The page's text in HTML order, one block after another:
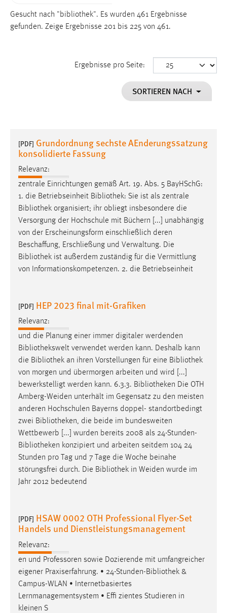
Gesucht nach "bibliothek". Es wurden 461 Ergebnisse
gefunden. Zeige Ergebnisse 201 bis 225 von 461.
Ergebnisse pro Seite:
SORTIEREN NACH
[PDF] Grundordnung sechste AEnderungssatzung
konsolidierte Fassung
Relevanz:
zentrale Einrichtungen gemäß Art. 19. Abs. 5 BayHSchG:
1. die Betriebseinheit Bibliothek: Sie ist als zentrale
Bibliothek organisiert; ihr obliegt insbesondere die
Versorgung der Hochschule mit Büchern [...] unabhängig
von der Erscheinungsform einschließlich deren
Beschaffung, Erschließung und Verwaltung. Die
Bibliothek ist außerdem zuständig für die Vermittlung
von Informationskompetenzen. 2. die Betriebseinheit
[PDF] HEP 2023 final mit-Grafiken
Relevanz:
und die Planung einer immer digitaler werdenden
Bibliothekswelt verwendet werden kann. Deshalb kann
die Bibliothek an ihren Vorstellungen für eine Bibliothek
von morgen und übermorgen arbeiten und wird [...]
bewerkstelligt werden kann. 6.3.3. Bibliotheken Die OTH
Amberg-Weiden unterhält im Gegensatz zu den meisten
anderen Hochschulen Bayerns doppel- standortbedingt
zwei Bibliotheken, die beide im bundesweiten
Wettbewerb [...] wurden bereits 2008 als 24-Stunden-
Bibliotheken konzipiert und arbeiten seitdem 104 24
Stunden pro Tag und 7 Tage die Woche beinahe
störungsfrei durch. Die Bibliothek in Weiden wurde im
Jahr 2012 bedeutend
[PDF] HSAW 0002 OTH Professional Flyer-Set
Handels und Dienstleistungsmanagement
Relevanz:
en und Professoren sowie Dozierende mit umfangreicher
eigener Praxiserfahrung. • 24-Stunden-Bibliothek &
Campus-WLAN • Internetbasiertes
Lernmanagementsystem • Effi zientes Studieren in
kleinen S
Einverständnis
cookie_consent
Dieser Cookie speichert die ausgewählten Einverständnis-
Name:
staticfilecache
Zweck:
Für performante Seitenauslieferung wird in diesem Cookie
gespeichert, ob man eingeloggt ist.
Sprachpräferenz
Das Cookie speichert die gewählte Sprache der Website.
Cookie Laufzeit:
Chat
Name:
MibewSessionID, MIBEW_UserID, mibew_locale, mibew-
chat-frame-style-5e9dbeb1811c0446
Zweck:
Wird benötigt um die Chatfunktion nutzen zu können.
Cookie Laufzeit:
MibewSessionID, mibew-chat-frame-style-
Login
Name:
Zweck:
Dieser Cookie ist notwendig um sich an der Website
einloggen zu können.